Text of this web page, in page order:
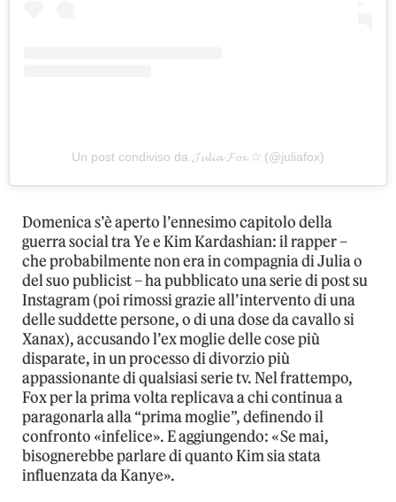
Un post condiviso da 𝓙𝓾𝓵𝓲𝓪 𝓕𝓸𝔁 ☆ (@juliafox)
Domenica s’è aperto l’ennesimo capitolo della
guerra social tra Ye e Kim Kardashian: il rapper –
che probabilmente non era in compagnia di Julia o
del suo publicist – ha pubblicato una serie di post su
Instagram (poi rimossi grazie all’intervento di una
delle suddette persone, o di una dose da cavallo si
Xanax), accusando l’ex moglie delle cose più
disparate, in un processo di divorzio più
appassionante di qualsiasi serie tv. Nel frattempo,
Fox per la prima volta replicava a chi continua a
paragonarla alla “prima moglie”, definendo il
confronto «infelice». E aggiungendo: «Se mai,
bisognerebbe parlare di quanto Kim sia stata
influenzata da Kanye».